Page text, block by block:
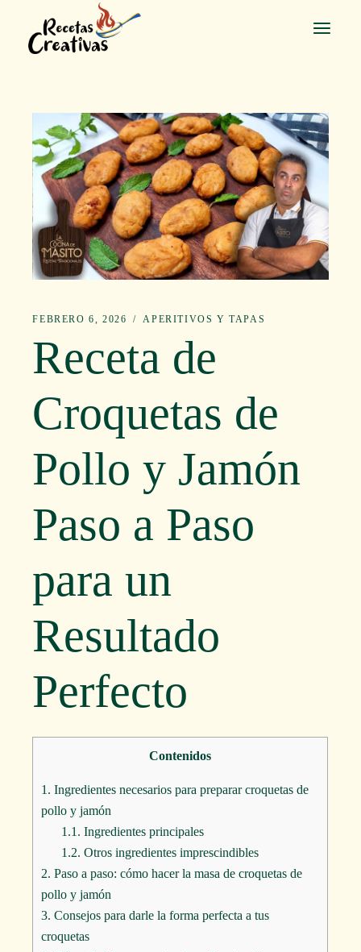
contenido
FEBRERO 6, 2026 APERITIVOS Y TAPAS
Receta de
Croquetas de
Pollo y Jamón
Paso a Paso
para un
Resultado
Perfecto
Contenidos
1. Ingredientes necesarios para preparar croquetas de
pollo y jamón
1.1. Ingredientes principales
1.2. Otros ingredientes imprescindibles
2. Paso a paso: cómo hacer la masa de croquetas de
pollo y jamón
3. Consejos para darle la forma perfecta a tus
croquetas